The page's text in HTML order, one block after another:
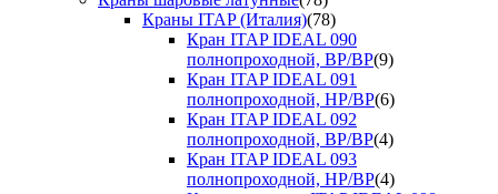
Краны ITAP (Италия)(78)
Кран ITAP IDEAL 090
полнопроходной, ВР/ВР(9)
Кран ITAP IDEAL 091
полнопроходной, НР/ВР(6)
Кран ITAP IDEAL 092
полнопроходной, ВР/ВР(4)
Кран ITAP IDEAL 093
полнопроходной, НР/ВР(4)